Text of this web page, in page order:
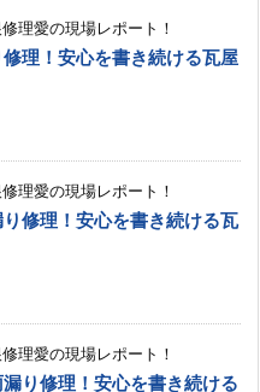
理愛の現場レポート！
理！安心を書き続ける瓦屋
理愛の現場レポート！
修理！安心を書き続ける瓦
理愛の現場レポート！
り修理！安心を書き続ける